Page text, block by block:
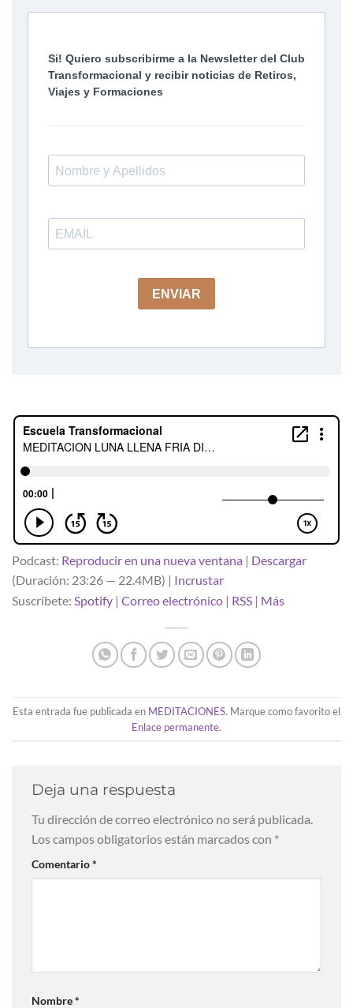
Podcast: Reproducir en una nueva ventana | Descargar
(Duración: 23:26 — 22.4MB) | Incrustar
Suscríbete: Spotify | Correo electrónico | RSS | Más
Esta entrada fue publicada en MEDITACIONES. Marque como favorito el
Enlace permanente.
Deja una respuesta
Tu dirección de correo electrónico no será publicada.
Los campos obligatorios están marcados con *
Comentario*
Nombre*